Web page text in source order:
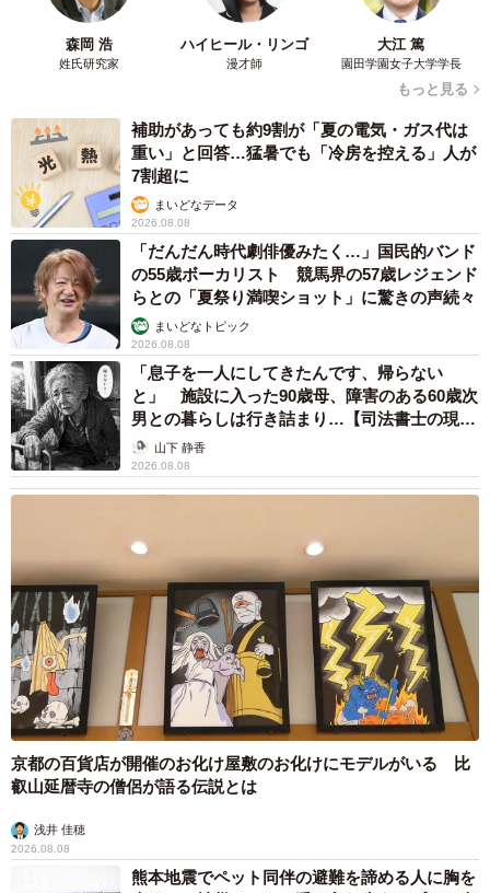
森岡 浩
姓氏研究家
ハイヒール・リンゴ
漫才師
大江 篤
園田学園女子大学学長
もっと見る
補助があっても約9割が「夏の電気・ガス代は
重い」と回答…猛暑でも「冷房を控える」人が
7割超に
まいどなデータ
2026.08.08
「だんだん時代劇俳優みたく…」国民的バンド
の55歳ボーカリスト 競馬界の57歳レジェンド
らとの「夏祭り満喫ショット」に驚きの声続々
まいどなトピック
2026.08.08
「息子を一人にしてきたんです、帰らない
と」 施設に入った90歳母、障害のある60歳次
男との暮らしは行き詰まり…【司法書士の現場
から】山下 静香
2026.08.08
京都の百貨店が開催のお化け屋敷のお化けにモデルがいる 比
叡山延暦寺の僧侶が語る伝説とは
浅井 佳穂
2026.08.08
熊本地震でペット同伴の避難を諦める人に胸を